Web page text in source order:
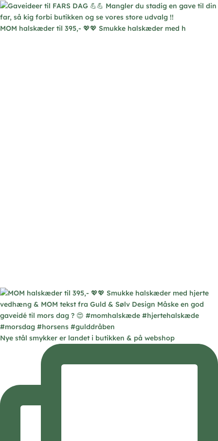
MOM halskæder til 395,- 💖💖 Smukke halskæder med h
Nye stål smykker er landet i butikken & på webshop